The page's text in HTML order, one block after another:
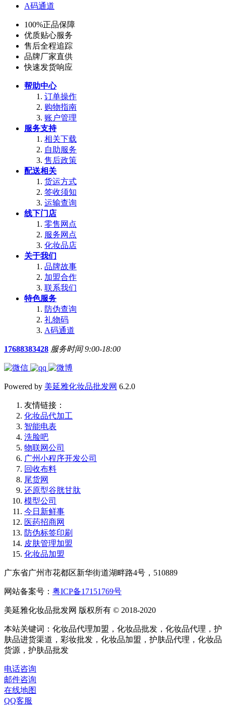
A码通道
100%正品保障
优质贴心服务
售后全程追踪
品牌厂家直供
快速发货响应
帮助中心
订单操作
购物指南
账户管理
服务支持
相关下载
自助服务
售后政策
配送相关
货运方式
签收须知
运输查询
线下门店
零售网点
服务网点
化妆品店
关于我们
品牌故事
加盟合作
联系我们
特色服务
防伪查询
礼物码
A码通道
17688383428 服务时间 9:00-18:00
Powered by 美延雅化妆品批发网 6.2.0
友情链接：
化妆品代加工
智能电表
洗脸吧
物联网公司
广州小程序开发公司
回收布料
尾货网
还原型谷胱甘肽
模型公司
今日新鲜事
医药招商网
防伪标签印刷
皮肤管理加盟
化妆品加盟
广东省广州市花都区新华街道湖畔路4号，510889
网站备案号： 粤ICP备17151769号
美延雅化妆品批发网 版权所有 © 2018-2020
本站关键词：化妆品代理加盟，化妆品批发，化妆品代理，护
肤品进货渠道，彩妆批发，化妆品加盟，护肤品代理，化妆品
货源，护肤品批发
电话咨询
邮件咨询
在线地图
QQ客服